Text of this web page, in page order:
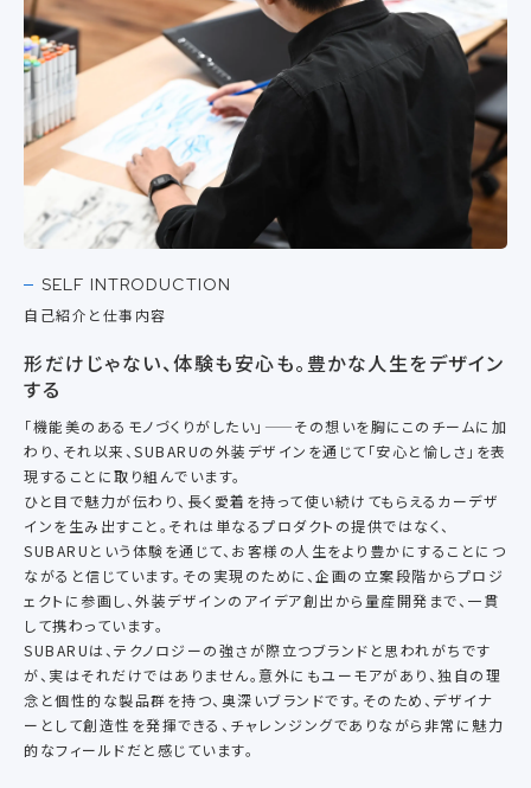
SELF INTRODUCTION
自己紹介と仕事内容
形だけじゃない、体験も安心も。豊かな人生をデザイン
する
「機能美のあるモノづくりがしたい」——その想いを胸にこのチームに加
わり、それ以来、SUBARUの外装デザインを通じて「安心と愉しさ」を表
現することに取り組んでいます。
ひと目で魅力が伝わり、長く愛着を持って使い続けてもらえるカーデザ
インを生み出すこと。それは単なるプロダクトの提供ではなく、
SUBARUという体験を通じて、お客様の人生をより豊かにすることにつ
ながると信じています。その実現のために、企画の立案段階からプロジ
ェクトに参画し、外装デザインのアイデア創出から量産開発まで、一貫
して携わっています。
SUBARUは、テクノロジーの強さが際立つブランドと思われがちです
が、実はそれだけではありません。意外にもユーモアがあり、独自の理
念と個性的な製品群を持つ、奥深いブランドです。そのため、デザイナ
ーとして創造性を発揮できる、チャレンジングでありながら非常に魅力
的なフィールドだと感じています。